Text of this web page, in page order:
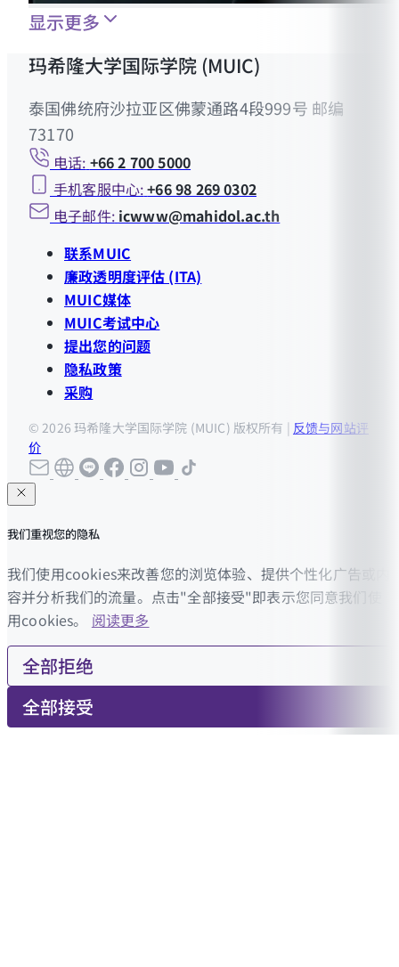
显示更多
玛希隆大学国际学院 (MUIC)
泰国佛统府沙拉亚区佛蒙通路4段999号 邮编
73170
电话: +66 2 700 5000
手机客服中心:+66 98 269 0302
电子邮件: icwww@mahidol.ac.th
联系MUIC
廉政透明度评估 (ITA)
MUIC媒体
MUIC考试中心
提出您的问题
隐私政策
采购
© 2026 玛希隆大学国际学院 (MUIC) 版权所有 | 反馈与网站评
价
我们重视您的隐私
我们使用cookies来改善您的浏览体验、提供个性化广告或内
容并分析我们的流量。点击"全部接受"即表示您同意我们使
用cookies。 阅读更多
全部拒绝
全部接受